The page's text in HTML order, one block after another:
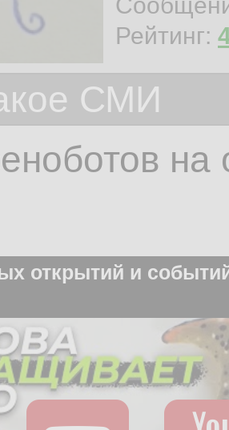
Рейтинг:
СМИ
открытий и